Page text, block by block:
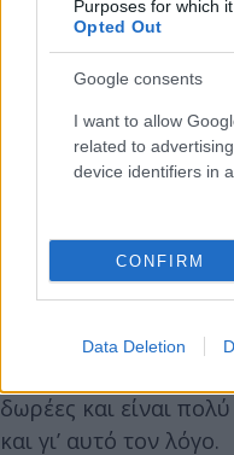
Purposes for which
Opted Out
Google consents
I want to allow
related to
device identifiers in
CONFIRM
Data Deletion
Αυτό τουλάχιστον
μέσα κοινωνικής
σημειωθεί πως ο
δωρέες και είναι
και γι’ αυτό τον λόγο.